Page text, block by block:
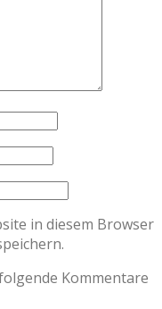
in diesem Browser
Kommentare